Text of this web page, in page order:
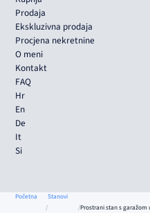
Prodaja
Ekskluzivna prodaja
Procjena nekretnine
O meni
Kontakt
FAQ
Hr
En
De
It
Si
Početna
Stanovi
Prostrani stan s garažom